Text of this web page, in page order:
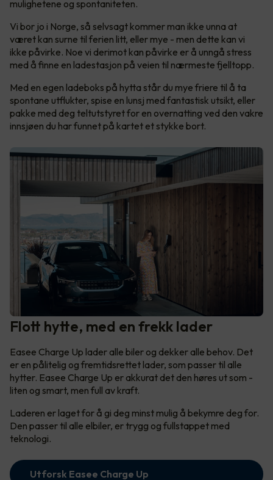
mulighetene og spontaniteten.
Vi bor jo i Norge, så selvsagt kommer man ikke unna at
været kan surne til ferien litt, eller mye - men dette kan vi
ikke påvirke. Noe vi derimot kan påvirke er å unngå stress
med å finne en ladestasjon på veien til nærmeste fjelltopp.
Med en egen ladeboks på hytta står du mye friere til å ta
spontane utflukter, spise en lunsj med fantastisk utsikt, eller
pakke med deg teltutstyret for en overnatting ved den vakre
innsjøen du har funnet på kartet et stykke bort.
Flott hytte, med en frekk lader
Easee Charge Up lader alle biler og dekker alle behov. Det
er en pålitelig og fremtidsrettet lader, som passer til alle
hytter. Easee Charge Up er akkurat det den høres ut som -
liten og smart, men full av kraft.
Laderen er laget for å gi deg minst mulig å bekymre deg for.
Den passer til alle elbiler, er trygg og fullstappet med
teknologi.
Utforsk Easee Charge Up